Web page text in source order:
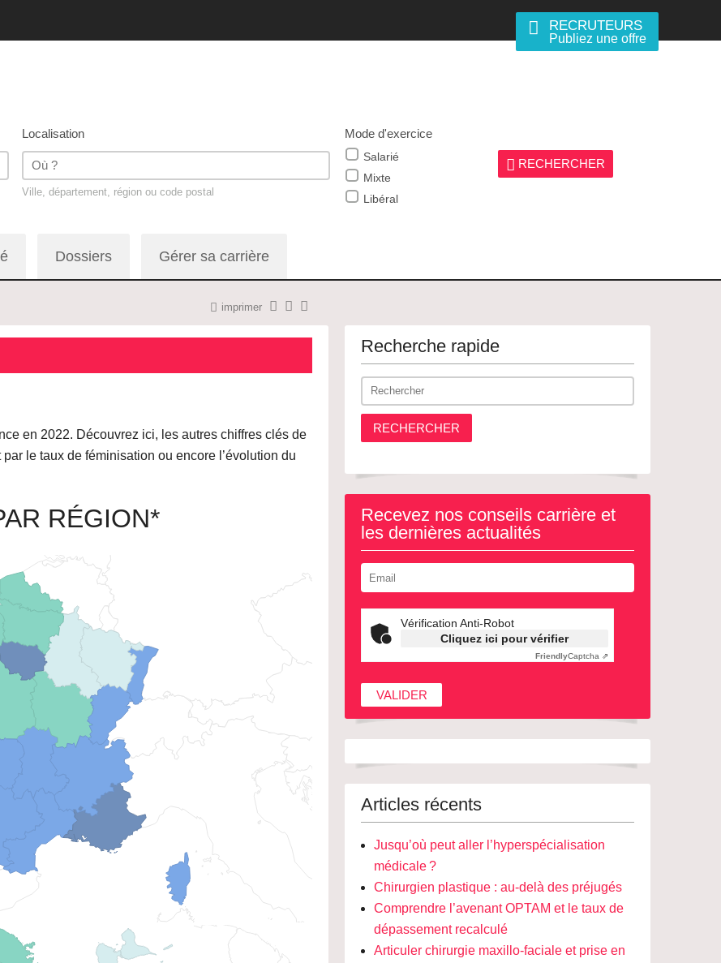
RECRUTEURS
Publiez une offre
Localisation
Ville, département, région ou code postal
Mode d'exercice
Salarié
Mixte
Libéral
RECHERCHER
Dossiers Gérer sa carrière
imprimer
en 2022. Découvrez ici, les autres chiffres clés de
le taux de féminisation ou encore l’évolution du
RÉGION*
Recherche rapide
RECHERCHER
Recevez nos conseils carrière et
les dernières actualités
Vérification Anti-Robot
Cliquez ici pour vérifier
FriendlyCaptcha ⇗
Articles récents
Jusqu’où peut aller l’hyperspécialisation
médicale ?
Chirurgien plastique : au-delà des préjugés
Comprendre l’avenant OPTAM et le taux de
dépassement recalculé
Articuler chirurgie maxillo-faciale et prise en